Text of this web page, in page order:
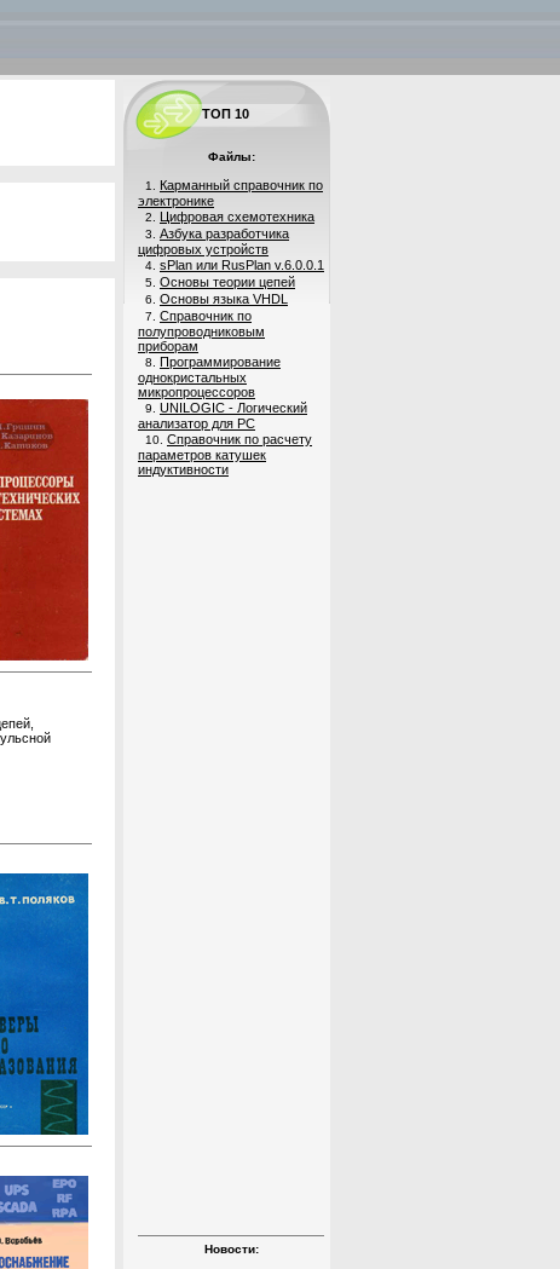
ТОП 10
Файлы:
1. Карманный справочник по
электронике
2. Цифровая схемотехника
3. Азбука разработчика
цифровых устройств
4. sPlan или RusPlan v.6.0.0.1
5. Основы теории цепей
6. Основы языка VHDL
7. Справочник по
полупроводниковым
приборам
8. Программирование
однокристальных
микропроцессоров
9. UNILOGIC - Логический
анализатор для PC
10. Справочник по расчету
параметров катушек
индуктивности
Новости: